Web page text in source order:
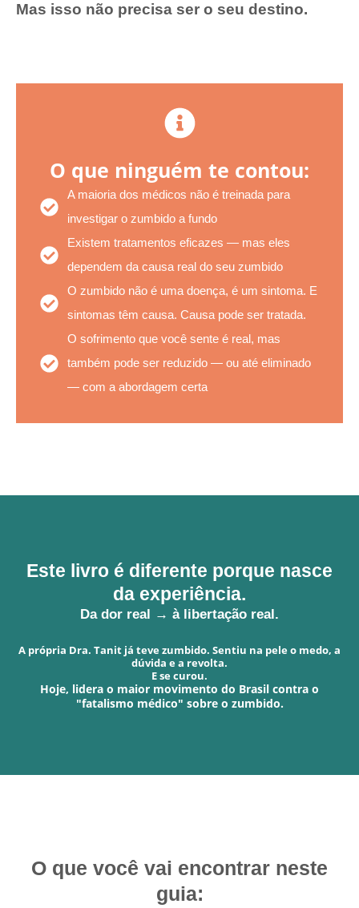
Mas isso não precisa ser o seu destino.
O que ninguém te contou:
A maioria dos médicos não é treinada para
investigar o zumbido a fundo
Existem tratamentos eficazes — mas eles
dependem da causa real do seu zumbido
O zumbido não é uma doença, é um sintoma. E
sintomas têm causa. Causa pode ser tratada.
O sofrimento que você sente é real, mas
também pode ser reduzido — ou até eliminado
— com a abordagem certa
Este livro é diferente porque nasce
da experiência.
Da dor real → à libertação real.
A própria Dra. Tanit já teve zumbido. Sentiu na pele o medo, a
dúvida e a revolta.
E se curou.
Hoje, lidera o maior movimento do Brasil contra o
"fatalismo médico" sobre o zumbido.
O que você vai encontrar neste
guia: